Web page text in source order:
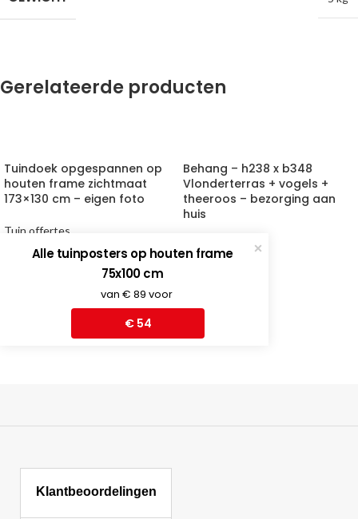
Gerelateerde producten
Tuindoek opgespannen op
houten frame zichtmaat
173×130 cm – eigen foto
Tuin offertes
276,00
Behang – h238 x b348
Vlonderterras + vogels +
theeroos – bezorging aan
huis
Tuin offertes
€245,00
Alle tuinposters op houten frame
75x100 cm
van € 89 voor
€ 54